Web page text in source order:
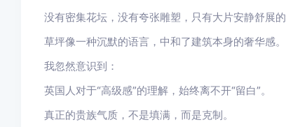
没有密集花坛，没有夸张雕塑，只有大片安静舒展的
草坪像一种沉默的语言，中和了建筑本身的奢华感。
我忽然意识到：
英国人对于“高级感”的理解，始终离不开“留白”。
真正的贵族气质，不是填满，而是克制。